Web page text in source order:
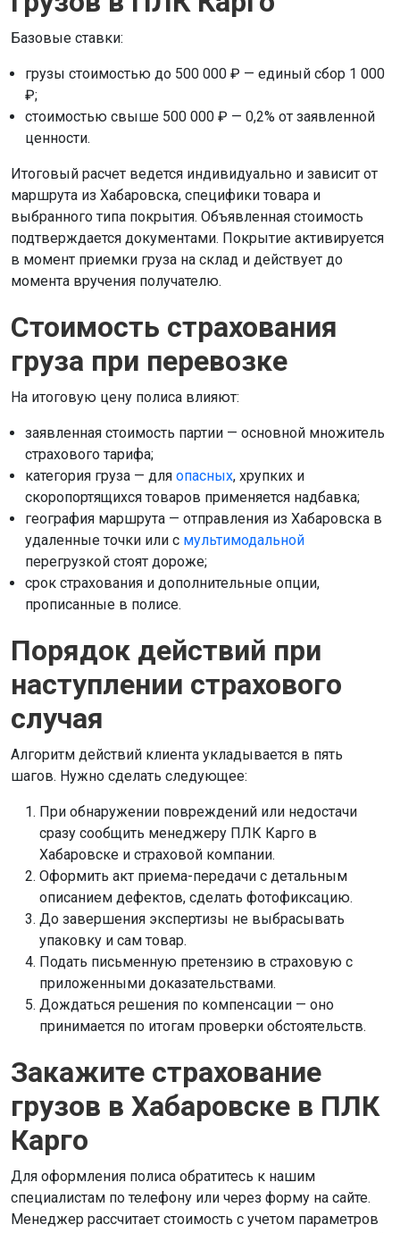
Базовые ставки:
грузы стоимостью до 500 000 ₽ — единый сбор 1 000
₽;
стоимостью свыше 500 000 ₽ — 0,2% от заявленной
ценности.
Итоговый расчет ведется индивидуально и зависит от
маршрута из Хабаровска, специфики товара и
выбранного типа покрытия. Объявленная стоимость
подтверждается документами. Покрытие активируется
в момент приемки груза на склад и действует до
момента вручения получателю.
Стоимость страхования
груза при перевозке
На итоговую цену полиса влияют:
заявленная стоимость партии — основной множитель
страхового тарифа;
категория груза — для опасных, хрупких и
скоропортящихся товаров применяется надбавка;
география маршрута — отправления из Хабаровска в
удаленные точки или с мультимодальной
перегрузкой стоят дороже;
срок страхования и дополнительные опции,
прописанные в полисе.
Порядок действий при
наступлении страхового
случая
Алгоритм действий клиента укладывается в пять
шагов. Нужно сделать следующее:
При обнаружении повреждений или недостачи
сразу сообщить менеджеру ПЛК Карго в
Хабаровске и страховой компании.
Оформить акт приема-передачи с детальным
описанием дефектов, сделать фотофиксацию.
До завершения экспертизы не выбрасывать
упаковку и сам товар.
Подать письменную претензию в страховую с
приложенными доказательствами.
Дождаться решения по компенсации — оно
принимается по итогам проверки обстоятельств.
Закажите страхование
грузов в Хабаровске в ПЛК
Карго
Для оформления полиса обратитесь к нашим
специалистам по телефону или через форму на сайте.
Менеджер рассчитает стоимость с учетом параметров